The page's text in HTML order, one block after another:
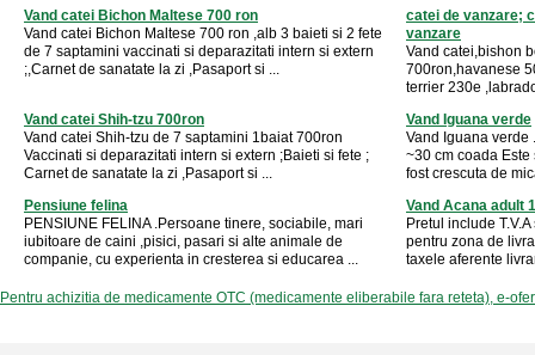
Vand catei Bichon Maltese 700 ron
Vand catei Bichon Maltese 700 ron ,alb 3 baieti si 2 fete
de 7 saptamini vaccinati si deparazitati intern si extern
;,Carnet de sanatate la zi ,Pasaport si ...
catei de vanzare;
vanzare
Vand catei,bishon
700ron,havanese
terrier 230e
Vand catei Shih-tzu 700ron
Vand catei Shih-tzu de 7 saptamini 1baiat 700ron
Vaccinati si deparazitati intern si extern ;Baieti si fete ;
Carnet de sanatate la zi ,Pasaport si ...
Vand Iguana verde
Vand Iguana verde
~30 cm coada Este
fost crescuta de
Pensiune felina
PENSIUNE FELINA .Persoane tinere, sociabile, mari
iubitoare de caini ,pisici, pasari si alte animale de
companie, cu experienta in cresterea si educarea ...
Vand Acana adult
Pretul include
pentru zona de
taxele aferente
Pentru achizitia de medicamente OTC (medicamente eliberabile fara reteta), e-